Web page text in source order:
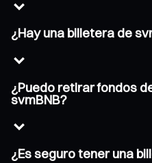
¿Hay una billetera de
¿Puedo retirar fondos
svmBNB?
¿Es seguro tener una